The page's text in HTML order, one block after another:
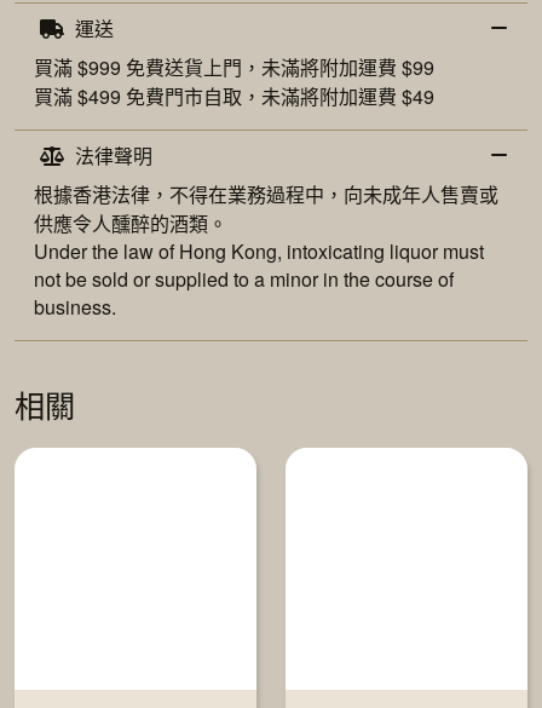
運送
買滿 $999 免費送貨上門 ，未滿將附加運費 $99
買滿 $499 免費門市自取 ，未滿將附加運費 $49
法律聲明
根據香港法律，不得在業務過程中，向未成年人售賣或
供應令人醺醉的酒類。
Under the law of Hong Kong, intoxicating liquor must
not be sold or supplied to a minor in the course of
business.
相關